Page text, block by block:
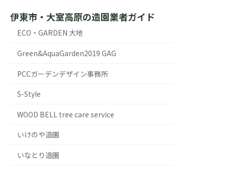
伊東市・大室高原の造園業者ガイド
ECO・GARDEN 大地
Green&AquaGarden2019 GAG
PCCガーデンデザイン事務所
S-Style
WOOD BELL tree care service
いけのや造園
いなとり造園